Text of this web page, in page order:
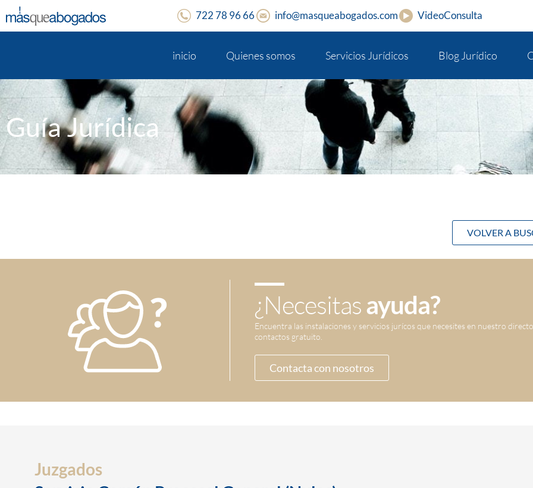
722 78 96 66 info@masqueabogados.com VideoConsulta
inicio Quienes somos Servicios Jurídicos Blog Jurídico
Guía Jurídica
VOLVER A
¿Necesitasayuda?
Encuentra las instalaciones y servicios jurícos que necesites en nuestro
contactos gratuito.
Contacta con nosotros
Juzgados